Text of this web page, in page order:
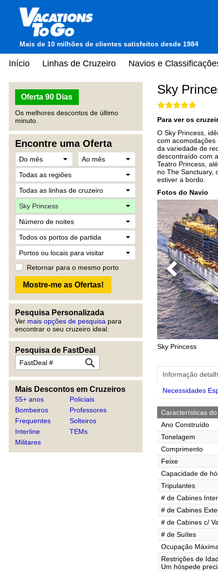
Mais de 10 milhões de clientes satisfeitos desde 1984
Início Linhas de Cruzeiro Navios e
Oferta 90 Dias
Os melhores descontos de último
minuto.
Encontre uma Oferta
Retornar para o mesmo porto
Pesquisa Personalizada
Ver mais opções de pesquisa para
encontrar o seu cruzeiro ideal.
Pesquisa de FastDeal
Mais Descontos em Cruzeiros
55+ anos
Bombeiros
Frequentes
Interline
Militares
Policiais
Professores
Solteiros
TEMs
Sky
Para ver os
O Sky Princess,
com
da variedade de
descontraído com
Teatro Princess,
no The Sanctuary,
estiver a bordo.
Fotos do Navio
Previous
Sky Princess
Informação
Necessidades
Características
Ano Construído
Tonelagem
Comprimento
Feixe
Capacidade de
Tripulantes
# de Cabines
# de Cabines
# de Cabines c/
# de Suítes
Ocupação
Restrições de
Um hóspede